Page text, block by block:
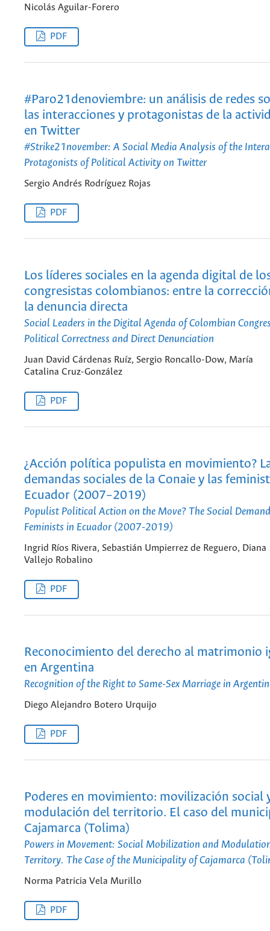
Nicolás Aguilar-Forero
PDF
#Paro21denoviembre: un análisis de redes
las interacciones y protagonistas de la
en Twitter
#Strike21november: A Social Media Analysis of the
Protagonists of Political Activity on Twitter
Sergio Andrés Rodríguez Rojas
PDF
Los líderes sociales en la agenda digital de
congresistas colombianos: entre la
la denuncia directa
Social Leaders in the Digital Agenda of Colombian
Political Correctness and Direct Denunciation
Juan David Cárdenas Ruíz, Sergio Roncallo-Dow, María
Catalina Cruz-González
PDF
¿Acción política populista en movimiento?
demandas sociales de la Conaie y las
Ecuador (2007–2019)
Populist Political Action on the Move? The Social
Feminists in Ecuador (2007-2019)
Ingrid Ríos Rivera, Sebastián Umpierrez de Reguero, Diana
Vallejo Robalino
PDF
Reconocimiento del derecho al matrimonio
en Argentina
Recognition of the Right to Same-Sex Marriage in
Diego Alejandro Botero Urquijo
PDF
Poderes en movimiento: movilización social
modulación del territorio. El caso del
Cajamarca (Tolima)
Powers in Movement: Social Mobilization and
Territory. The Case of the Municipality of Cajamarca
Norma Patricia Vela Murillo
PDF